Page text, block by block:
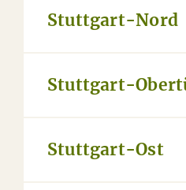
Stuttgart-Nord
Stuttgart-
Stuttgart-Ost